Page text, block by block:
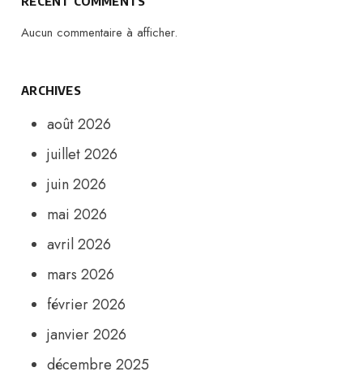
Aucun commentaire à afficher.
ARCHIVES
août 2026
juillet 2026
juin 2026
mai 2026
avril 2026
mars 2026
février 2026
janvier 2026
décembre 2025